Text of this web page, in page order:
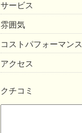
サービス
雰囲気
コストパフォーマンス
アクセス
クチコミ